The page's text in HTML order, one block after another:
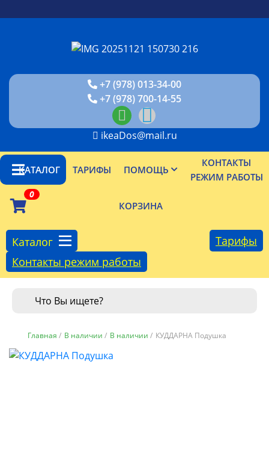
+7 (978) 013-34-00
+7 (978) 700-14-55
ikeaDos@mail.ru
КАТАЛОГ ТАРИФЫ ПОМОЩЬ
КОНТАКТЫ
РЕЖИМ РАБОТЫ
КОРЗИНА
0
Каталог
Тарифы
Контакты режим работы
Главная / В наличии / В наличии / КУДДАРНА Подушка